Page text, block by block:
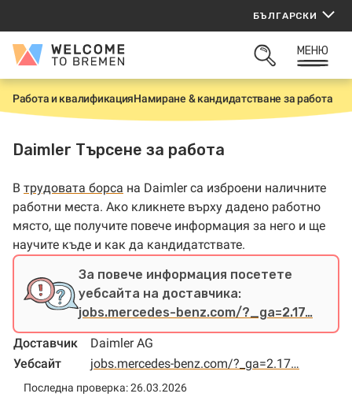
съдържанието
БЪЛГАРСКИ
Welcome
Bremen
ОТВОРИ
МЕНЮ
Н
а
а
л
Работа и квалификацияНамиране & кандидатстване за работа
Daimler Търсене за работа
В трудовата борса на Daimler са изброени наличните
работни места. Ако кликнете върху дадено работно
място, ще получите повече информация за него и ще
научите къде и как да кандидатствате.
За повече информация посетете
уебсайта на доставчика:
jobs.mercedes-benz.com/?_ga=2.17…
Доставчик
Daimler AG
Уебсайт
jobs.mercedes-benz.com/?_ga=2.17…
Последна проверка: 26.03.2026